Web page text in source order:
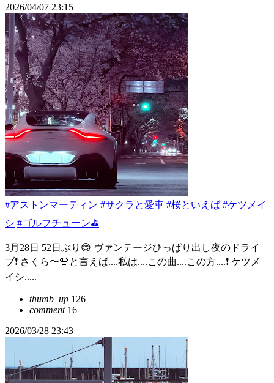
2026/04/07 23:15
#アストンマーティン #サクラと愛車 #桜といえば #ケツメイ
シ #ゴルフチューン⛳
3月28日 52日ぶり😊 ヴァンテージひっぱり出し夜のドライ
ブ❗️ さくら〜🌸と言えば....私は....この曲....この方....❗️ ケツメ
イシ.....
thumb_up 126
comment16
2026/03/28 23:43